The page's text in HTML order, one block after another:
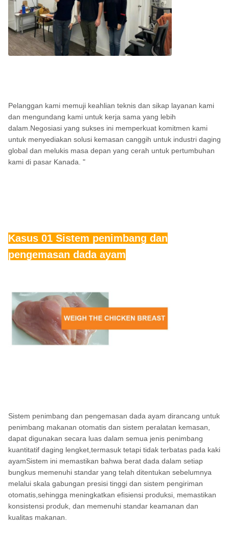
Pelanggan kami memuji keahlian teknis dan sikap layanan kami
dan mengundang kami untuk kerja sama yang lebih
dalam.Negosiasi yang sukses ini memperkuat komitmen kami
untuk menyediakan solusi kemasan canggih untuk industri daging
global dan melukis masa depan yang cerah untuk pertumbuhan
kami di pasar Kanada. "
Kasus 01 Sistem penimbang dan
pengemasan dada ayam
Sistem penimbang dan pengemasan dada ayam dirancang untuk
penimbang makanan otomatis dan sistem peralatan kemasan,
dapat digunakan secara luas dalam semua jenis penimbang
kuantitatif daging lengket,termasuk tetapi tidak terbatas pada kaki
ayamSistem ini memastikan bahwa berat dada dalam setiap
bungkus memenuhi standar yang telah ditentukan sebelumnya
melalui skala gabungan presisi tinggi dan sistem pengiriman
otomatis,sehingga meningkatkan efisiensi produksi, memastikan
konsistensi produk, dan memenuhi standar keamanan dan
kualitas makanan.